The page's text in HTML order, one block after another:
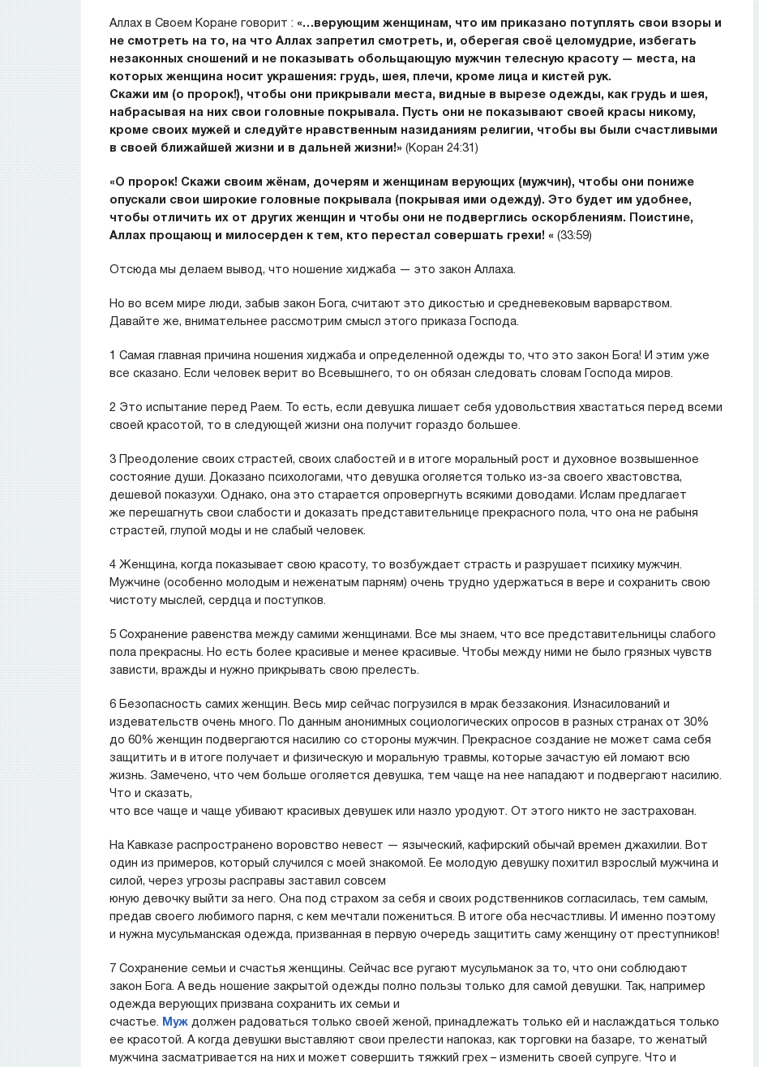
Аллах в Своем Коране говорит : «…верующим женщинам, что им приказано потуплять свои взоры и
не смотреть на то, на что Аллах запретил смотреть, и, оберегая своё целомудрие, избегать
незаконных сношений и не показывать обольщающую мужчин телесную красоту — места, на
которых женщина носит украшения: грудь, шея, плечи, кроме лица и кистей рук.
Скажи им (о пророк!), чтобы они прикрывали места, видные в вырезе одежды, как грудь и шея,
набрасывая на них свои головные покрывала. Пусть они не показывают своей красы никому,
кроме своих мужей и следуйте нравственным назиданиям религии, чтобы вы были счастливыми
в своей ближайшей жизни и в дальней жизни!» (Коран 24:31)
«О пророк! Скажи своим жёнам, дочерям и женщинам верующих (мужчин), чтобы они пониже
опускали свои широкие головные покрывала (покрывая ими одежду). Это будет им удобнее,
чтобы отличить их от других женщин и чтобы они не подверглись оскорблениям. Поистине,
Аллах прощающ и милосерден к тем, кто перестал совершать грехи! « (33:59)
Отсюда мы делаем вывод, что ношение хиджаба — это закон Аллаха.
Но во всем мире люди, забыв закон Бога, считают это дикостью и средневековым варварством.
Давайте же, внимательнее рассмотрим смысл этого приказа Господа.
1 Самая главная причина ношения хиджаба и определенной одежды то, что это закон Бога! И этим уже
все сказано. Если человек верит во Всевышнего, то он обязан следовать словам Господа миров.
2 Это испытание перед Раем. То есть, если девушка лишает себя удовольствия хвастаться перед всеми
своей красотой, то в следующей жизни она получит гораздо большее.
3 Преодоление своих страстей, своих слабостей и в итоге моральный рост и духовное возвышенное
состояние души. Доказано психологами, что девушка оголяется только из-за своего хвастовства,
дешевой показухи. Однако, она это старается опровергнуть всякими доводами. Ислам предлагает
же перешагнуть свои слабости и доказать представительнице прекрасного пола, что она не рабыня
страстей, глупой моды и не слабый человек.
4 Женщина, когда показывает свою красоту, то возбуждает страсть и разрушает психику мужчин.
Мужчине (особенно молодым и неженатым парням) очень трудно удержаться в вере и сохранить свою
чистоту мыслей, сердца и поступков.
5 Сохранение равенства между самими женщинами. Все мы знаем, что все представительницы слабого
пола прекрасны. Но есть более красивые и менее красивые. Чтобы между ними не было грязных чувств
зависти, вражды и нужно прикрывать свою прелесть.
6 Безопасность самих женщин. Весь мир сейчас погрузился в мрак беззакония. Изнасилований и
издевательств очень много. По данным анонимных социологических опросов в разных странах от 30%
до 60% женщин подвергаются насилию со стороны мужчин. Прекрасное создание не может сама себя
защитить и в итоге получает и физическую и моральную травмы, которые зачастую ей ломают всю
жизнь. Замечено, что чем больше оголяется девушка, тем чаще на нее нападают и подвергают насилию.
Что и сказать,
что все чаще и чаще убивают красивых девушек или назло уродуют. От этого никто не застрахован.
На Кавказе распространено воровство невест — языческий, кафирский обычай времен джахилии. Вот
один из примеров, который случился с моей знакомой. Ее молодую девушку похитил взрослый мужчина и
силой, через угрозы расправы заставил совсем
юную девочку выйти за него. Она под страхом за себя и своих родственников согласилась, тем самым,
предав своего любимого парня, с кем мечтали пожениться. В итоге оба несчастливы. И именно поэтому
и нужна мусульманская одежда, призванная в первую очередь защитить саму женщину от преступников!
7 Сохранение семьи и счастья женщины. Сейчас все ругают мусульманок за то, что они соблюдают
закон Бога. А ведь ношение закрытой одежды полно пользы только для самой девушки. Так, например
одежда верующих призвана сохранить их семьи и
счастье. Муждолжен радоваться только своей женой, принадлежать только ей и наслаждаться только
ее красотой. А когда девушки выставляют свои прелести напоказ, как торговки на базаре, то женатый
мужчина засматривается на них и может совершить тяжкий грех – изменить своей супруге. Что и